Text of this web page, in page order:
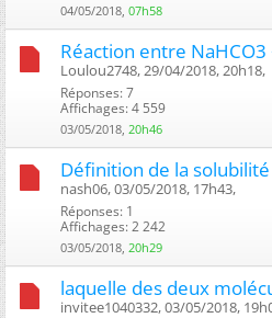
04/05/2018, 07h58
Réaction entre NaHCO3
Loulou2748, 29/04/2018, 20h18, ‎
Réponses: 7
Affichages: 4 559
03/05/2018, 20h46
Définition de la solubilité
nash06, 03/05/2018, 17h43, ‎
Réponses: 1
Affichages: 2 242
03/05/2018, 20h29
laquelle des deux
invitee1040332, 03/05/2018,